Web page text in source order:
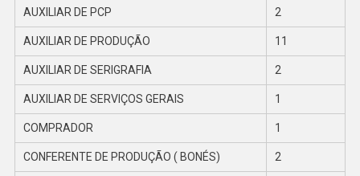
AUXILIAR DE PCP 2
AUXILIAR DE PRODUÇÃO 11
AUXILIAR DE SERIGRAFIA 2
AUXILIAR DE SERVIÇOS GERAIS 1
COMPRADOR 1
CONFERENTE DE PRODUÇÃO ( BONÉS) 2